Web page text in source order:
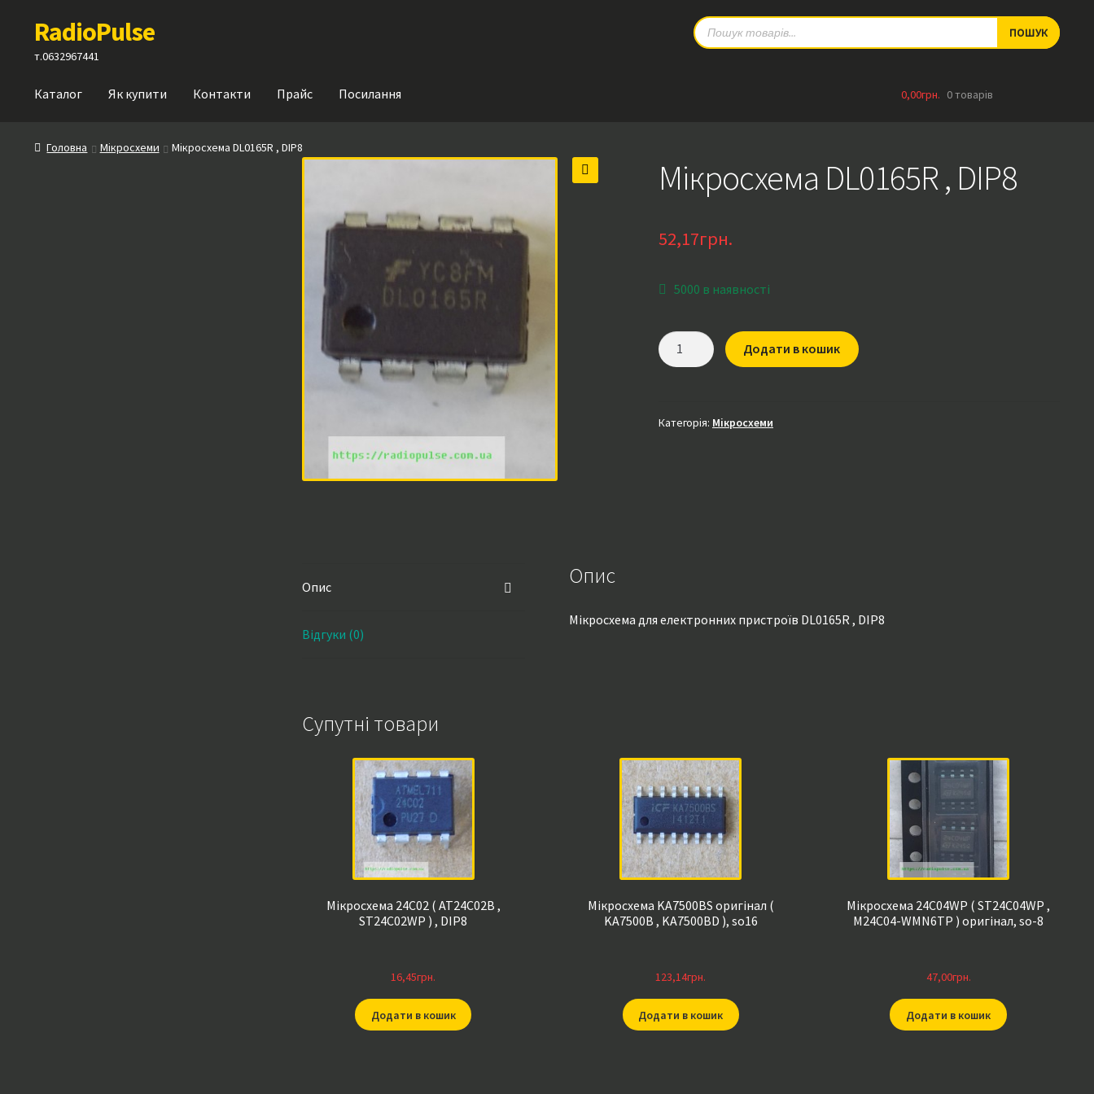
до
навігації
до
вмісту
RadioPulse
т.0632967441
Products
search
ПОШУК
Каталог Як купити Контакти Прайс Посилання 0,00грн. 0 товарів
Головна Мікросхеми Мікросхема DL0165R , DIP8
Мікросхема DL0165R , DIP8
52,17грн.
5000 в наявності
Мікросхема
DL0165R
кількість
Додати в кошик
Категорія: Мікросхеми
Опис
Відгуки (0)
Опис
Мікросхема для електронних пристроїв DL0165R , DIP8
Супутні товари
Мікросхема 24C02 ( AT24C02B ,
ST24C02WP ) , DIP8
16,45грн.
Додати в кошик
Мікросхема KA7500BS оригінал (
KA7500B , KA7500BD ), so16
123,14грн.
Додати в кошик
Мікросхема 24C04WP ( ST24C04WP ,
M24C04-WMN6TP ) оригінал, so-8
47,00грн.
Додати в кошик